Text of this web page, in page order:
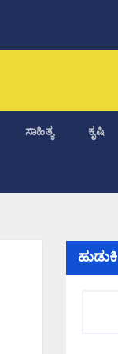
ಸಾಹಿತ್ಯ ಕೃಷಿ
ಹುಡುಕಿ